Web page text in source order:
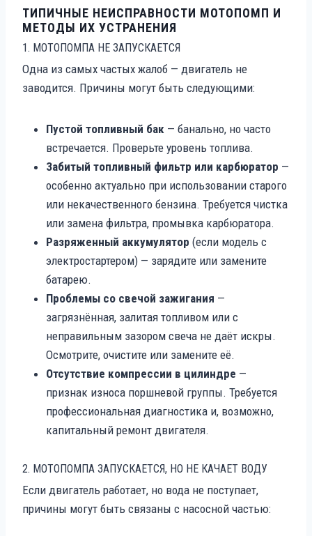
ТИПИЧНЫЕ НЕИСПРАВНОСТИ МОТОПОМП И
МЕТОДЫ ИХ УСТРАНЕНИЯ
1. МОТОПОМПА НЕ ЗАПУСКАЕТСЯ
Одна из самых частых жалоб — двигатель не
заводится. Причины могут быть следующими:
Пустой топливный бак — банально, но часто
встречается. Проверьте уровень топлива.
Забитый топливный фильтр или карбюратор —
особенно актуально при использовании старого
или некачественного бензина. Требуется чистка
или замена фильтра, промывка карбюратора.
Разряженный аккумулятор (если модель с
электростартером) — зарядите или замените
батарею.
Проблемы со свечой зажигания —
загрязнённая, залитая топливом или с
неправильным зазором свеча не даёт искры.
Осмотрите, очистите или замените её.
Отсутствие компрессии в цилиндре —
признак износа поршневой группы. Требуется
профессиональная диагностика и, возможно,
капитальный ремонт двигателя.
2. МОТОПОМПА ЗАПУСКАЕТСЯ, НО НЕ КАЧАЕТ ВОДУ
Если двигатель работает, но вода не поступает,
причины могут быть связаны с насосной частью: